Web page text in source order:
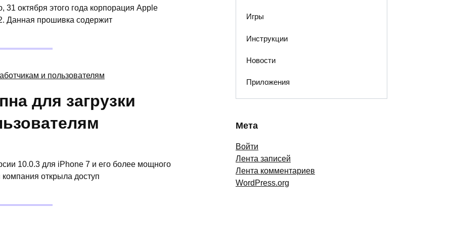
октября этого года корпорация Apple
Данная прошивка содержит
для загрузки
10.0.3 для iPhone 7 и его более мощного
открыла доступ
Игры
Инструкции
Новости
Приложения
Мета
Войти
Лента записей
Лента комментариев
WordPress.org